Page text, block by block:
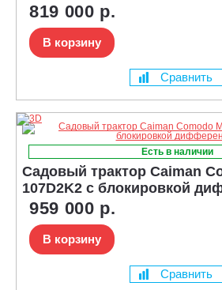
819 000 р.
В корзину
Сравнить
Есть в наличии
Садовый трактор Caiman
107D2K2 с блокировкой
959 000 р.
В корзину
Сравнить